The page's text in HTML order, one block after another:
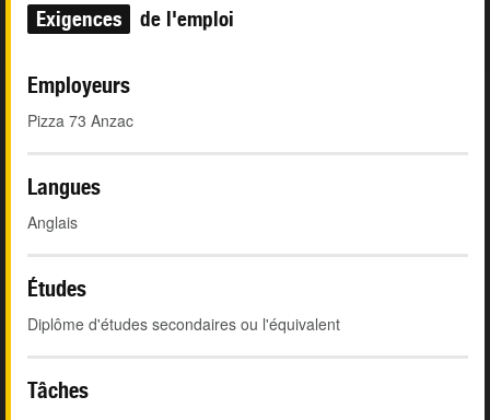
Exigences de l'emploi
Employeurs
Pizza 73 Anzac
Langues
Anglais
Études
Diplôme d'études secondaires ou l'équivalent
Tâches